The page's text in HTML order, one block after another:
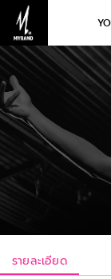
รายละเอียด